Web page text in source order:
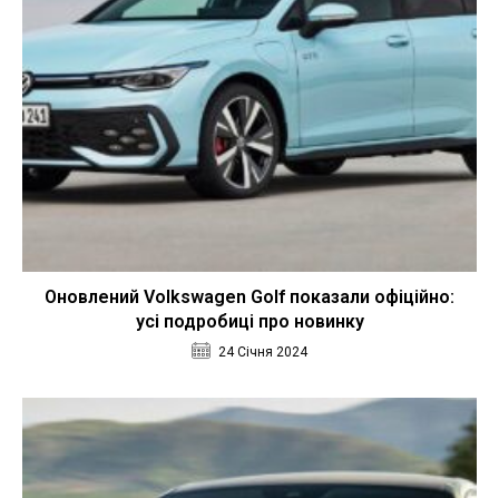
Оновлений Volkswagen Golf показали офіційно:
усі подробиці про новинку
24 Січня 2024